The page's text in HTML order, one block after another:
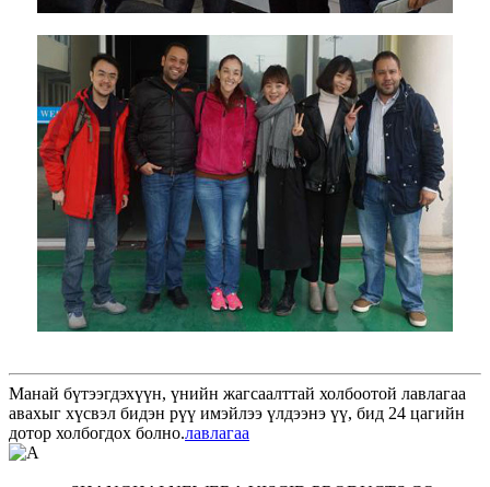
Манай бүтээгдэхүүн, үнийн жагсаалттай холбоотой лавлагаа
авахыг хүсвэл бидэн рүү имэйлээ үлдээнэ үү, бид 24 цагийн
дотор холбогдох болно.лавлагаа